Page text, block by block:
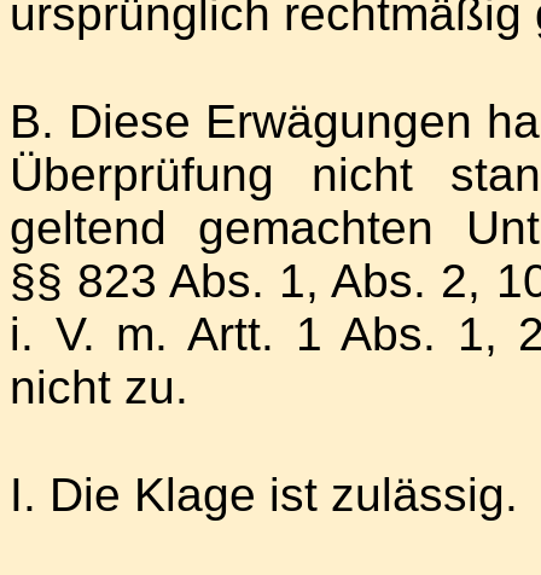
ursprünglich rechtmäßig
B. Diese Erwägungen
Überprüfung nicht
geltend gemachten
§§ 823 Abs. 1, Abs. 2,
i. V. m. Artt. 1 Abs. 1,
nicht zu.
I. Die Klage ist zulässig.